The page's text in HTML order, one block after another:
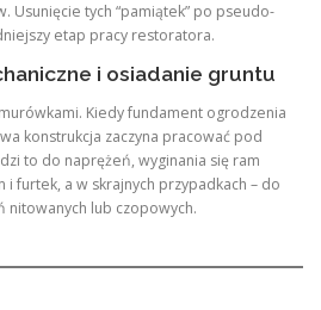
Usunięcie tych “pamiątek” po pseudo-
etap pracy restoratora.
i osiadanie gruntu
Kiedy fundament ogrodzenia
konstrukcja zaczyna pracować pod
to do naprężeń, wyginania się ram
i furtek, a w skrajnych przypadkach – do
nitowanych lub czopowych.